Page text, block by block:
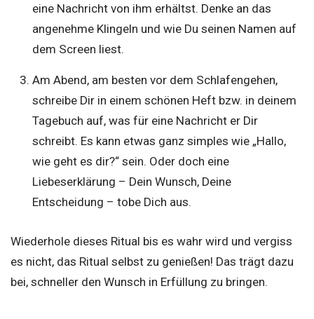
eine Nachricht von ihm erhältst. Denke an das
angenehme Klingeln und wie Du seinen Namen auf
dem Screen liest.
Am Abend, am besten vor dem Schlafengehen,
schreibe Dir in einem schönen Heft bzw. in deinem
Tagebuch auf, was für eine Nachricht er Dir
schreibt. Es kann etwas ganz simples wie „Hallo,
wie geht es dir?“ sein. Oder doch eine
Liebeserklärung – Dein Wunsch, Deine
Entscheidung – tobe Dich aus.
Wiederhole dieses Ritual bis es wahr wird und vergiss
es nicht, das Ritual selbst zu genießen! Das trägt dazu
bei, schneller den Wunsch in Erfüllung zu bringen.